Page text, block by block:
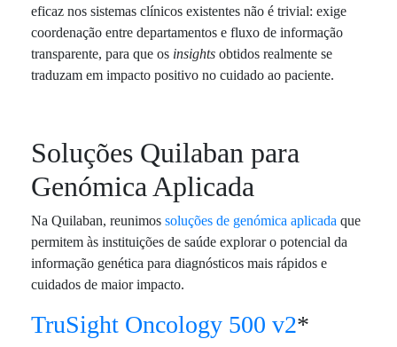
eficaz nos sistemas clínicos existentes não é trivial: exige
coordenação entre departamentos e fluxo de informação
transparente, para que os insights obtidos realmente se
traduzam em impacto positivo no cuidado ao paciente.
Soluções Quilaban para
Genómica Aplicada
Na Quilaban, reunimos soluções de genómica aplicada que
permitem às instituições de saúde explorar o potencial da
informação genética para diagnósticos mais rápidos e
cuidados de maior impacto.
TruSight Oncology 500 v2*